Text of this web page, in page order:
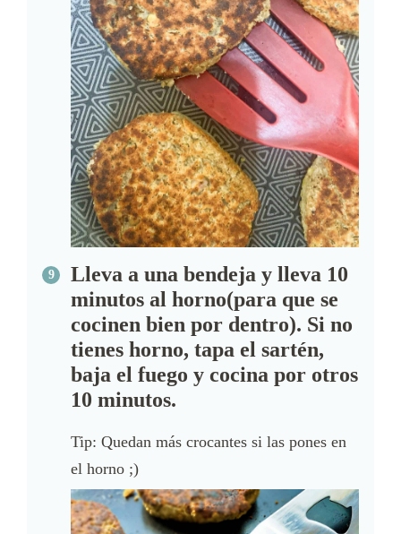
Lleva a una bendeja y lleva 10
minutos al horno(para que se
cocinen bien por dentro). Si no
tienes horno, tapa el sartén,
baja el fuego y cocina por otros
10 minutos.
Tip: Quedan más crocantes si las pones en
el horno ;)